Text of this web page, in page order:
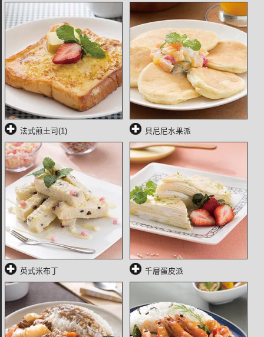
法式煎土司(1) 貝尼尼水果派
英式米布丁 千層蛋皮派